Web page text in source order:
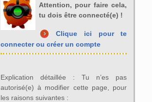
Attention, pour faire cela,
tu dois être connecté(e) !
Clique ici pour te
connecter ou créer un compte
Explication détaillée : Tu n’es pas
autorisé(e) à modifier cette page, pour
les raisons suivantes :